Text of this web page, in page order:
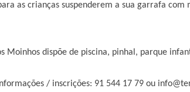
as crianças suspenderem a sua garrafa com
Moinhos dispõe de piscina, pinhal, parque
/ inscrições: 91 544 17 79 ou